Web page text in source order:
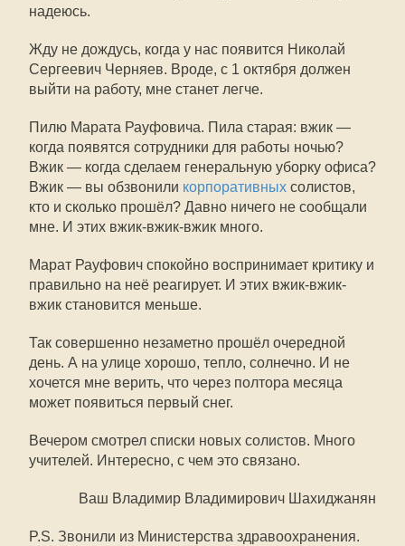
надеюсь.
Жду не дождусь, когда у нас появится Николай
Сергеевич Черняев. Вроде, с 1 октября должен
выйти на работу, мне станет легче.
Пилю Марата Рауфовича. Пила старая: вжик —
когда появятся сотрудники для работы ночью?
Вжик — когда сделаем генеральную уборку офиса?
Вжик — вы обзвонили корпоративных солистов,
кто и сколько прошёл? Давно ничего не сообщали
мне. И этих вжик-вжик-вжик много.
Марат Рауфович спокойно воспринимает критику и
правильно на неё реагирует. И этих вжик-вжик-
вжик становится меньше.
Так совершенно незаметно прошёл очередной
день. А на улице хорошо, тепло, солнечно. И не
хочется мне верить, что через полтора месяца
может появиться первый снег.
Вечером смотрел списки новых солистов. Много
учителей. Интересно, с чем это связано.
Ваш Владимир Владимирович Шахиджанян
P.S. Звонили из Министерства здравоохранения.